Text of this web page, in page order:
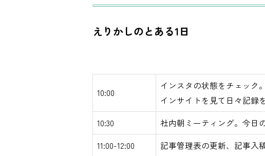
えりかしのとある1日
10:00
インスタの状態をチェック。
インサイトを見て日々記録
10:30
社内朝ミーティング。今日
11:00-12:00
記事管理表の更新、記事入